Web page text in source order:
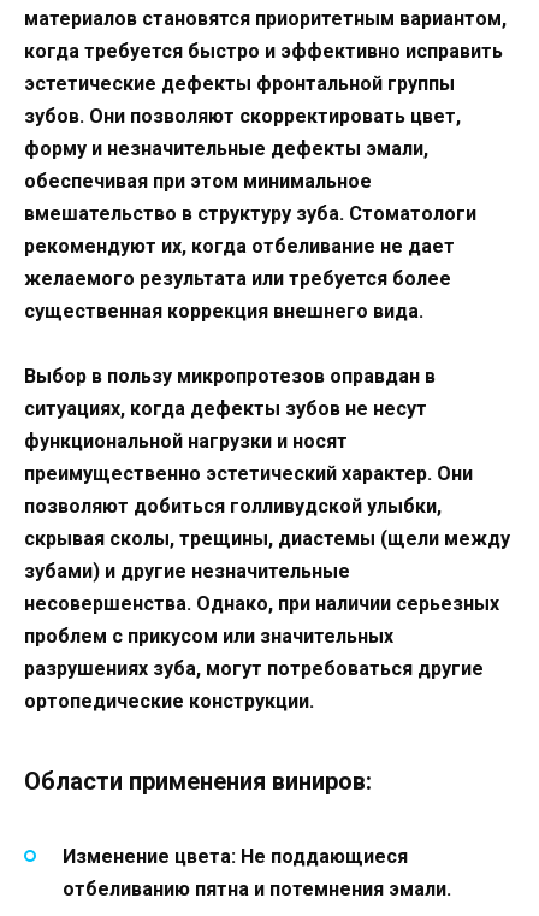
материалов становятся приоритетным вариантом,
когда требуется быстро и эффективно исправить
эстетические дефекты фронтальной группы
зубов. Они позволяют скорректировать цвет,
форму и незначительные дефекты эмали,
обеспечивая при этом минимальное
вмешательство в структуру зуба. Стоматологи
рекомендуют их, когда отбеливание не дает
желаемого результата или требуется более
существенная коррекция внешнего вида.
Выбор в пользу микропротезов оправдан в
ситуациях, когда дефекты зубов не несут
функциональной нагрузки и носят
преимущественно эстетический характер. Они
позволяют добиться голливудской улыбки,
скрывая сколы, трещины, диастемы (щели между
зубами) и другие незначительные
несовершенства. Однако, при наличии серьезных
проблем с прикусом или значительных
разрушениях зуба, могут потребоваться другие
ортопедические конструкции.
Области применения виниров:
Изменение цвета: Не поддающиеся
отбеливанию пятна и потемнения эмали.